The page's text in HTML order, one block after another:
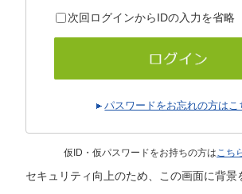
次回ログインからIDの入力を省略
パスワードをお忘れの方はこ
仮ID・仮パスワードをお持ちの方はこち
セキュリティ向上のため、この画面に背景